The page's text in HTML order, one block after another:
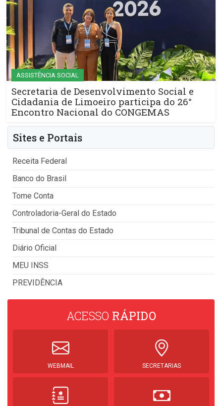
ASSISTÊNCIA SOCIAL
Secretaria de Desenvolvimento Social e
Cidadania de Limoeiro participa do 26°
Encontro Nacional do CONGEMAS
Sites e Portais
Receita Federal
Banco do Brasil
Tome Conta
Controladoria-Geral do Estado
Tribunal de Contas do Estado
Diário Oficial
MEU INSS
PREVIDÊNCIA
ACESSO RÁPIDO
WEBMAIL SECRETARIAS